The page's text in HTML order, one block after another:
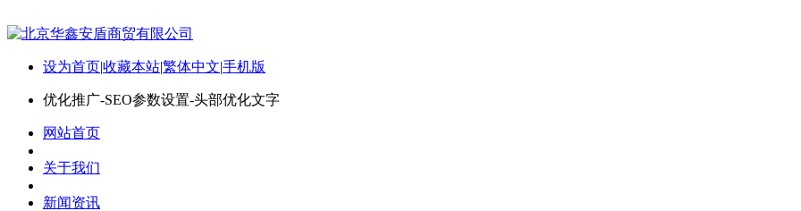
设为首页|收藏本站|繁体中文|手机版
优化推广-SEO参数设置-头部优化文字
网站首页
关于我们
新闻资讯